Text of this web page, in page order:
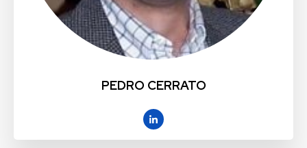
PEDRO CERRATO